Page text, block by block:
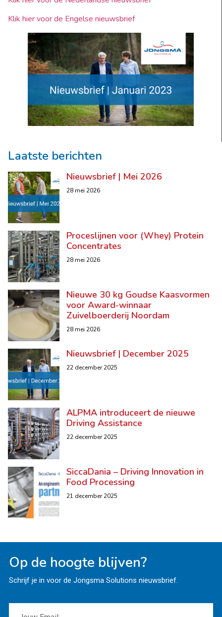
Klik hier voor de Engelse nieuwsbrief
Laatste berichten
Nieuwsbrief | Mei 2026
28 mei 2026
Proceslijnen voor (Whey) Protein
Concentrates
28 mei 2026
Nieuwe 30 kg Goudse Kaasvormen
voor Award-winnaar
Zuivelboerderij Noordam
28 mei 2026
Nieuwsbrief | December 2025
22 december 2025
ALPMA introduceert de nieuwe
Driving Assistance
22 december 2025
SiccaDania – Driving Innovation in
Food Processing
21 december 2025
Op de hoogte blijven?
Schrijf je in voor de Jongsma Solutions nieuwsbrief.